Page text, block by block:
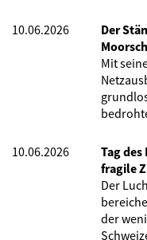
10.06.2026
Der
Mit
10.06.2026
Tag
fragile
Der
der